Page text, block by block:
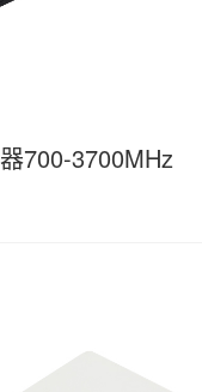
700-3700MHz